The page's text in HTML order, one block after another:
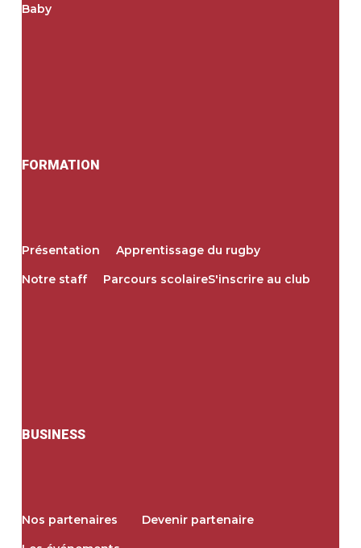
Baby
FORMATION
Présentation
Apprentissage du rugby
Notre staff
Parcours scolaireS'inscrire au club
BUSINESS
Nos partenaires
Devenir partenaire